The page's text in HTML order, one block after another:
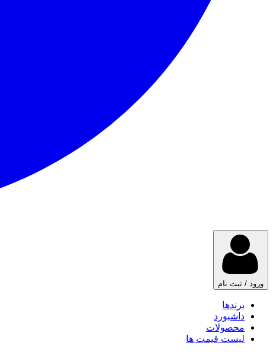
ورود / ثبت نام
برندها
داشبورد
محصولات
لیست قیمت ها